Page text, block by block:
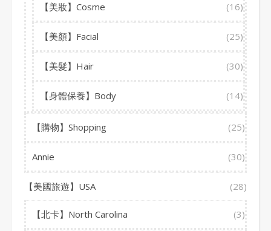
【美妝】Cosme (16)
【美顏】Facial (25)
【美髮】Hair (30)
【身體保養】Body (14)
【購物】Shopping (25)
Annie (30)
【美國旅遊】USA (28)
【北卡】North Carolina (3)